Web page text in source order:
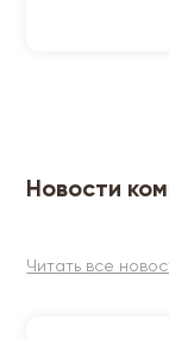
Новости
Читать все